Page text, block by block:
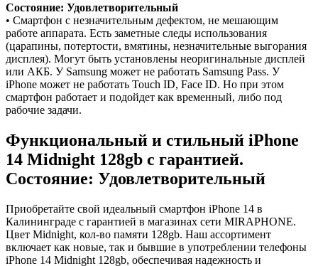
Состояние: Удовлетворительный
• Смартфон с незначительным дефектом, не мешающим
работе аппарата. Есть заметные следы использования
(царапины, потертости, вмятины, незначительные выгорания
дисплея). Могут быть установлены неоригинальные дисплей
или АКБ. У Samsung может не работать Samsung Pass. У
iPhone может не работать Touch ID, Face ID. Но при этом
смартфон работает и подойдет как временный, либо под
рабочие задачи.
Функциональный и стильный iPhone
14 Midnight 128gb с гарантией.
Состояние: Удовлетворительный
Приобретайте свой идеальный смартфон iPhone 14 в
Калининграде с гарантией в магазинах сети MIRAPHONE.
Цвет Midnight, кол-во памяти 128gb. Наш ассортимент
включает как новые, так и бывшие в употреблении телефоны
iPhone 14 Midnight 128gb, обеспечивая надежность и